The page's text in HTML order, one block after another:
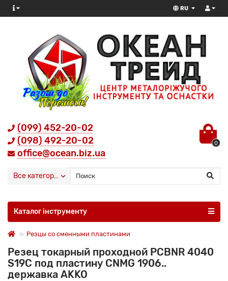
RU
(099) 452-20-02
(098) 492-20-02
office@ocean.biz.ua
0
Все категории
Каталог інструменту
Резцы со сменными пластинами
Резец токарный проходной PCBNR 4040
S19C под пластину CNMG 1906..
державка AKKO